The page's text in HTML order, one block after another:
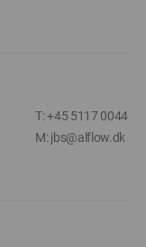
T: +45 5117 0044
M: jbs@alflow.dk